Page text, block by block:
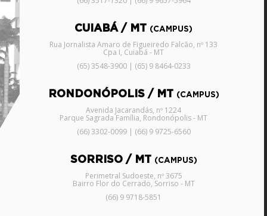
CUIABÁ / MT (CAMPUS)
Rua Jornalista Amaro de Figueiredo Falcão, nº 133
Cpa I, Cuiabá - MT
(65) 3548-3900 | (65) 9 8464-0233
RONDONÓPOLIS / MT (CAMPUS)
Avenida Jacarandás, nº 1224
Parque Sagrada Família, Rondonópolis - MT
(66) 3302-0099 | (66) 9 9725-6560
SORRISO / MT (CAMPUS)
Perimetral Sudoeste, nº 3675
Bairro Flor do Cerrado, Sorriso - MT
(66) 9 9718-5851